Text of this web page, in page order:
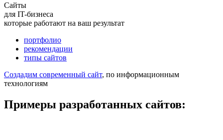
Сайты
для IT-бизнеса
которые работают на ваш результат
портфолио
рекомендации
типы сайтов
Создадим современный сайт, по информационным
технологиям
Примеры разработанных сайтов: